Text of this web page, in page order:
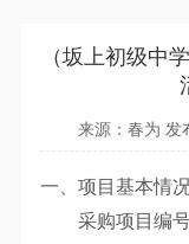
（坂上初级中
来源：春为 发
一、项目基本情
采购项目编